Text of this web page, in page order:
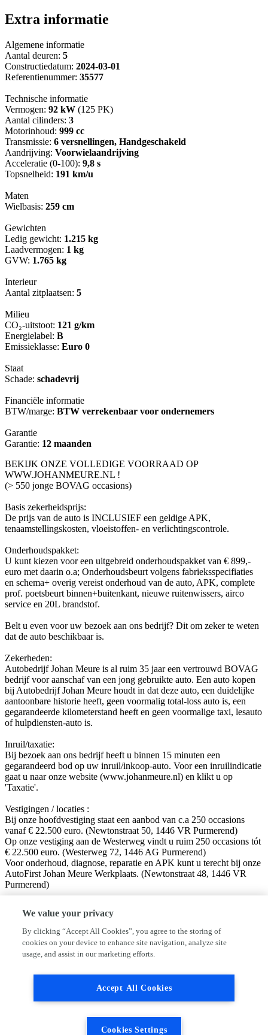
Extra informatie
Algemene informatie
Aantal deuren: 5
Constructiedatum: 2024-03-01
Referentienummer: 35577
Technische informatie
Vermogen: 92 kW (125 PK)
Aantal cilinders: 3
Motorinhoud: 999 cc
Transmissie: 6 versnellingen, Handgeschakeld
Aandrijving: Voorwielaandrijving
Acceleratie (0-100): 9,8 s
Topsnelheid: 191 km/u
Maten
Wielbasis: 259 cm
Gewichten
Ledig gewicht: 1.215 kg
Laadvermogen: 1 kg
GVW: 1.765 kg
Interieur
Aantal zitplaatsen: 5
Milieu
CO₂-uitstoot: 121 g/km
Energielabel: B
Emissieklasse: Euro 0
Staat
Schade: schadevrij
Financiële informatie
BTW/marge: BTW verrekenbaar voor ondernemers
Garantie
Garantie: 12 maanden
BEKIJK ONZE VOLLEDIGE VOORRAAD OP
WWW.JOHANMEURE.NL !
(> 550 jonge BOVAG occasions)
Basis zekerheidsprijs:
De prijs van de auto is INCLUSIEF een geldige APK,
tenaamstellingskosten, vloeistoffen- en verlichtingscontrole.
Onderhoudspakket:
U kunt kiezen voor een uitgebreid onderhoudspakket van € 899,-
euro met daarin o.a; Onderhoudsbeurt volgens fabrieksspecifiaties
en schema+ overig vereist onderhoud van de auto, APK, complete
prof. poetsbeurt binnen+buitenkant, nieuwe ruitenwissers, airco
service en 20L brandstof.
Belt u even voor uw bezoek aan ons bedrijf? Dit om zeker te weten
dat de auto beschikbaar is.
Zekerheden:
Autobedrijf Johan Meure is al ruim 35 jaar een vertrouwd BOVAG
bedrijf voor aanschaf van een jong gebruikte auto. Een auto kopen
bij Autobedrijf Johan Meure houdt in dat deze auto, een duidelijke
aantoonbare historie heeft, geen voormalig total-loss auto is, een
gegarandeerde kilometerstand heeft en geen voormalige taxi, lesauto
of hulpdiensten-auto is.
Inruil/taxatie:
Bij bezoek aan ons bedrijf heeft u binnen 15 minuten een
gegarandeerd bod op uw inruil/inkoop-auto. Voor een inruilindicatie
gaat u naar onze website (www.johanmeure.nl) en klikt u op
'Taxatie'.
Vestigingen / locaties :
Bij onze hoofdvestiging staat een aanbod van c.a 250 occasions
vanaf € 22.500 euro. (Newtonstraat 50, 1446 VR Purmerend)
Op onze vestiging aan de Westerweg vindt u ruim 250 occasions tót
€ 22.500 euro. (Westerweg 72, 1446 AG Purmerend)
Voor onderhoud, diagnose, reparatie en APK kunt u terecht bij onze
AutoFirst Johan Meure Werkplaats. (Newtonstraat 48, 1446 VR
Purmerend)
Facebook: Autobedrijf Johan Meure
Instagram: @autobedrijfjohanmeure
Hoewel aan de informatie van deze website de grootst mogelijke
dan ook. Neem altijd even contact met ons op alvorens uw vertrek
naar ons toe, dan kunnen wij zien of de auto beschikbaar is en deze
We value your privacy
By clicking “Accept All Cookies”, you agree to the storing of
cookies on your device to enhance site navigation, analyze site
usage, and assist in our marketing efforts.
Accept All Cookies
Cookies Settings